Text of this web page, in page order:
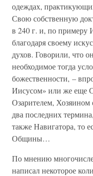
одеждах,
Свою собственную
в 240 г. и, по примеру
благодаря своему
духов. Говорили, что
необходимое тогда
божественности, –
Иисусом» или же еще
Озарителем,
два последних
также Навигатора, то
Общины…
По мнению
написал некоторое